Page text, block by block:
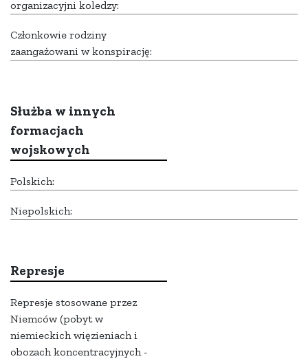
organizacyjni koledzy:
Członkowie rodziny
zaangażowani w konspirację:
Służba w innych
formacjach
wojskowych
Polskich:
Niepolskich:
Represje
Represje stosowane przez
Niemców (pobyt w
niemieckich więzieniach i
obozach koncentracyjnych -